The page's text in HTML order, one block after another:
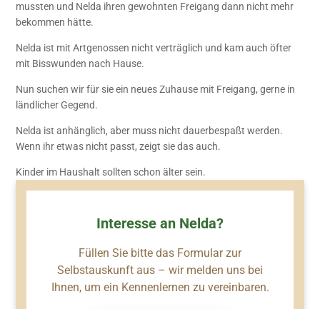
mussten und Nelda ihren gewohnten Freigang dann nicht mehr
bekommen hätte.
Nelda ist mit Artgenossen nicht verträglich und kam auch öfter
mit Bisswunden nach Hause.
Nun suchen wir für sie ein neues Zuhause mit Freigang, gerne in
ländlicher Gegend.
Nelda ist anhänglich, aber muss nicht dauerbespaßt werden.
Wenn ihr etwas nicht passt, zeigt sie das auch.
Kinder im Haushalt sollten schon älter sein.
Interesse an Nelda?
Füllen Sie bitte das Formular zur
Selbstauskunft aus – wir melden uns bei
Ihnen, um ein Kennenlernen zu vereinbaren.